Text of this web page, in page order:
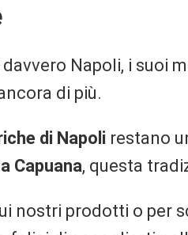
Napoli, i suoi
di più.
di Napoli restano
Capuana, questa
nostri prodotti o per